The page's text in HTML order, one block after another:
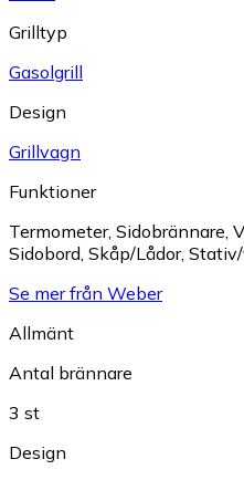
Grilltyp
Gasolgrill
Design
Grillvagn
Funktioner
Termometer, Sidobrännare,
Sidobord, Skåp/Lådor,
Se mer från Weber
Allmänt
Antal brännare
3 st
Design